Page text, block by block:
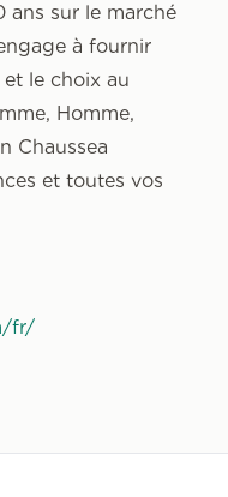
ans sur le marché
à fournir
le choix au
Homme,
Chaussea
et toutes vos
fr/